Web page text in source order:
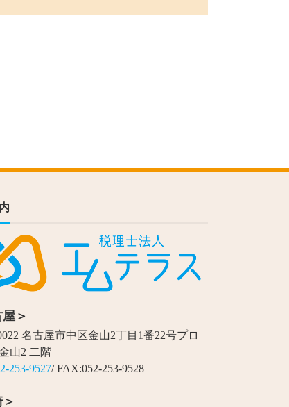
＞
名古屋市中区金山2丁目1番22号プロ
山2 二階
253-9527/ FAX:052-253-9528